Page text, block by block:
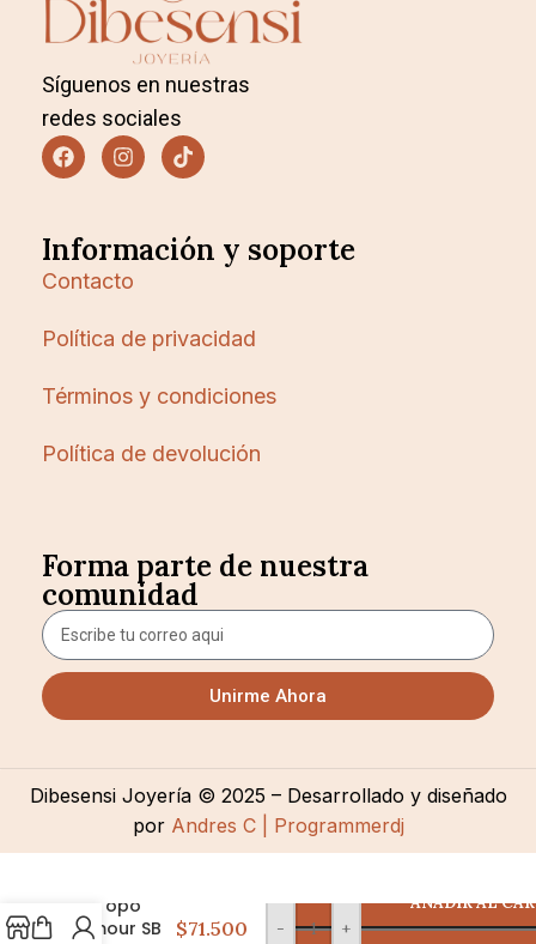
Síguenos en nuestras
redes sociales
Información y soporte
Contacto
Política de privacidad
Términos y condiciones
Política de devolución
Forma parte de nuestra
comunidad
Unirme Ahora
Dibesensi Joyería © 2025 – Desarrollado y diseñado
porAndres C | Programmerdj
A Topo
Amour SB
$71.500 - +
AÑADIR AL